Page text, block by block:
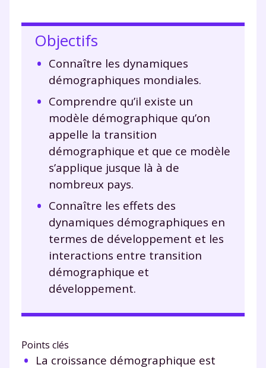
Objectifs
Connaître les dynamiques
démographiques mondiales.
Comprendre qu’il existe un
modèle démographique qu’on
appelle la transition
démographique et que ce modèle
s’applique jusque là à de
nombreux pays.
Connaître les effets des
dynamiques démographiques en
termes de développement et les
interactions entre transition
démographique et
développement.
Points clés
La croissance démographique est